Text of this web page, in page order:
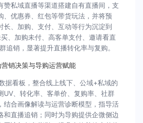
赞私域直播等渠道搭建自有直播间，支
、优惠券、红包等带货玩法，并将预
长、加购、支付、互动等行为沉淀到
、加购未付、高客单支付、邀请看直
追销，显著提升直播转化率与复购。
销决策与导购运营赋能
据看板，整合线上线下、公域+私域的
UV、转化率、客单价、复购率、社群
结合画像解读与运营诊断模型，指导活
和直播追销；同时为导购提供企微侧边